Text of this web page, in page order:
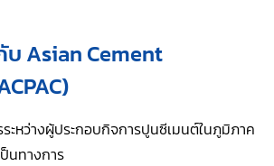
บ Asian Cement
ะหว่างผู้ประกอบกิจการปูนซีเมนต์ในภูมิภาค
นทางการ